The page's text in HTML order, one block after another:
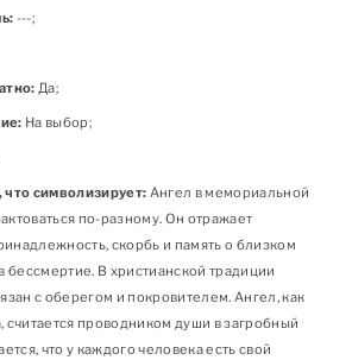
---;
Да;
На выбор;
символизирует: Ангел в мемориальной
по-разному. Он отражает
скорбь и память о близком
бессмертие. В христианской традиции
с оберегом и покровителем. Ангел, как
считается проводником души в загробный
что у каждого человека есть свой